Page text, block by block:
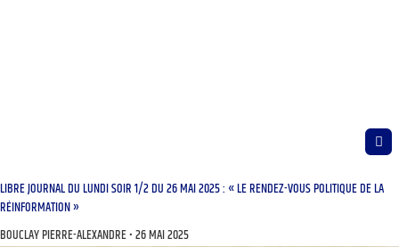
LIBRE JOURNAL DU LUNDI SOIR 1/2 DU 26 MAI 2025 : « LE RENDEZ-VOUS POLITIQUE DE LA
RÉINFORMATION »
BOUCLAY PIERRE-ALEXANDRE 26 MAI 2025